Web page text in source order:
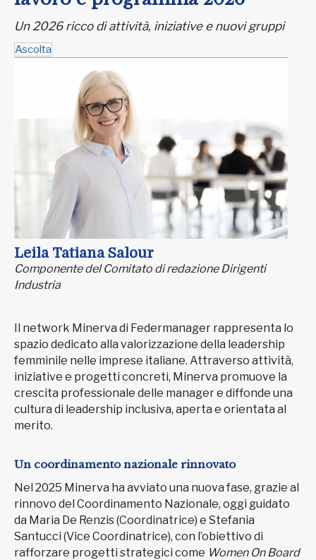
Un 2026 ricco di attività, iniziative e nuovi gruppi
Ascolta
Leila Tatiana Salour
Componente del Comitato di redazione Dirigenti
Industria
Il network Minerva di Federmanager rappresenta lo
spazio dedicato alla valorizzazione della leadership
femminile nelle imprese italiane. Attraverso attività,
iniziative e progetti concreti, Minerva promuove la
crescita professionale delle manager e diffonde una
cultura di leadership inclusiva, aperta e orientata al
merito.
Un coordinamento nazionale rinnovato
Nel 2025 Minerva ha avviato una nuova fase, grazie al
rinnovo del Coordinamento Nazionale, oggi guidato
da Maria De Renzis (Coordinatrice) e Stefania
Santucci (Vice Coordinatrice), con l’obiettivo di
rafforzare progetti strategici come Women On Board